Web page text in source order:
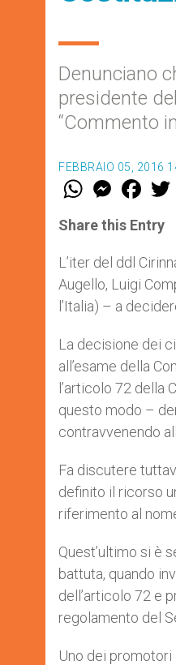
Denunciano
presidente
“Commento
FEBBRAIO 05, 2016
W
t
s
p
p
M
e
s
e
g
e
r
F
a
e
b
o
k
Share this Entry
L’iter del ddl
Augello, Luigi
l’Italia) – a
La decisione dei
all’esame della
l’articolo 72 della
questo modo –
contravvenendo
Fa discutere
definito il ricorso
riferimento al
Quest’ultimo si è
battuta, quando
dell’articolo 72 e
regolamento del
Uno dei promotori